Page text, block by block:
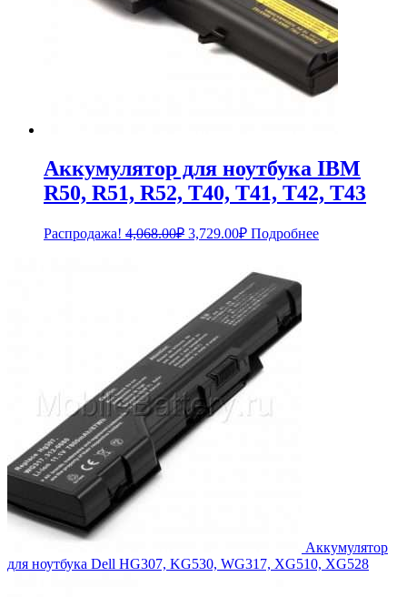
Аккумулятор для ноутбука IBM
R50, R51, R52, T40, T41, T42, T43
Распродажа! 4,068.00₽ Первоначальная
4,068.00₽.
3,729.00₽Текущая
Подробнее
Аккумулятор
для ноутбука Dell HG307, KG530, WG317, XG510, XG528